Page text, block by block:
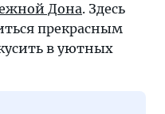
Дона. Здесь
прекрасным
в уютных